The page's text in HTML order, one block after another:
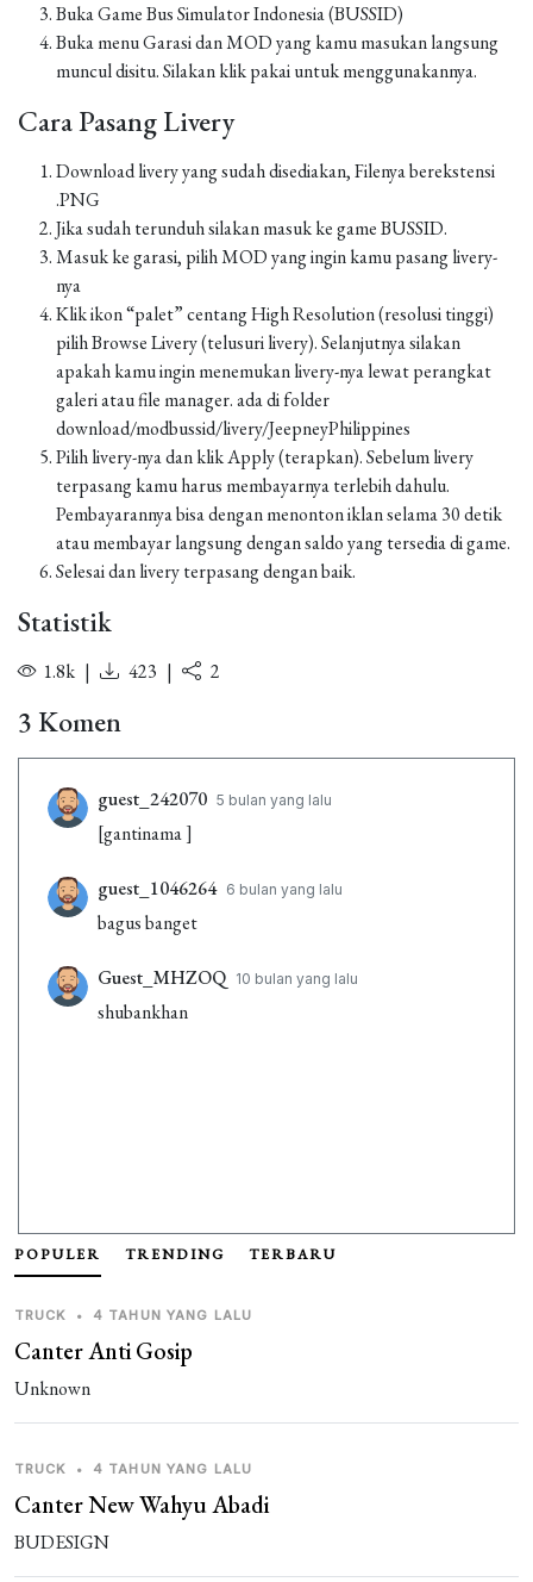
Buka Game Bus Simulator Indonesia (BUSSID)
Buka menu Garasi dan MOD yang kamu masukan langsung
muncul disitu. Silakan klik pakai untuk menggunakannya.
Cara Pasang Livery
Download livery yang sudah disediakan, Filenya berekstensi
.PNG
Jika sudah terunduh silakan masuk ke game BUSSID.
Masuk ke garasi, pilih MOD yang ingin kamu pasang livery-
nya
Klik ikon “palet” centang High Resolution (resolusi tinggi)
pilih Browse Livery (telusuri livery). Selanjutnya silakan
apakah kamu ingin menemukan livery-nya lewat perangkat
galeri atau file manager. ada di folder
download/modbussid/livery/JeepneyPhilippines
Pilih livery-nya dan klik Apply (terapkan). Sebelum livery
terpasang kamu harus membayarnya terlebih dahulu.
Pembayarannya bisa dengan menonton iklan selama 30 detik
atau membayar langsung dengan saldo yang tersedia di game.
Selesai dan livery terpasang dengan baik.
Statistik
1.8k | 423 | 2
3 Komen
guest_242070 5 bulan yang lalu
[gantinama ]
guest_1046264 6 bulan yang lalu
bagus banget
Guest_MHZOQ 10 bulan yang lalu
shubankhan
POPULER TRENDING TERBARU
TRUCK • 4 TAHUN YANG LALU
Canter Anti Gosip
Unknown
TRUCK • 4 TAHUN YANG LALU
Canter New Wahyu Abadi
BUDESIGN